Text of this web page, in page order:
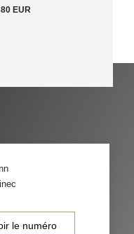
EUR
le numéro